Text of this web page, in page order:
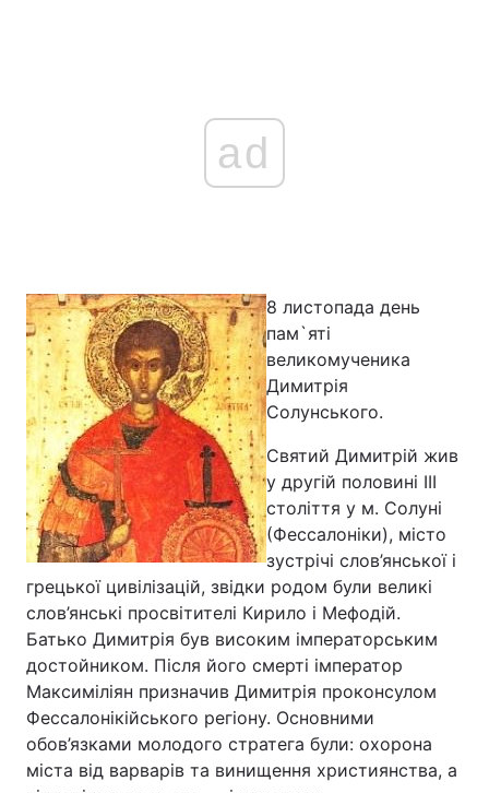
Війна
Політика
Техно і зв'язок Лайт
Зброя Інциденти
Здоров'я Туризм
Цікавинки Погода
Екологія Регіони
Лонгріди
Відео з Youtube Статті
Інтерв'ю Думки
Архів Вакансії
Контакти
ad
8 листопада день
пам`яті
великомученика
Димитрія
Солунського.
Святий Димитрій жив
у другій половині ІІІ
століття у м. Солуні
(Фессалоніки), місто
зустрічі слов’янської і
грецької цивілізацій, звідки родом були великі
слов’янські просвітителі Кирило і Мефодій.
Батько Димитрія був високим імператорським
достойником. Після його смерті імператор
Максиміліян призначив Димитрія проконсулом
Фессалонікійського регіону. Основними
обов’язками молодого стратега були: охорона
міста від варварів та винищення християнства, а